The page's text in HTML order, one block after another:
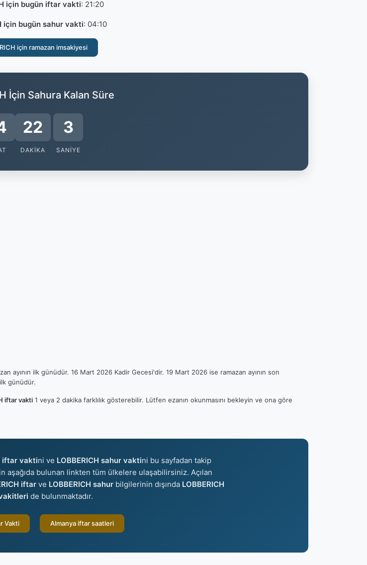
için bugün iftar vakti: 21:20
için bugün sahur vakti: 04:10
için ramazan imsakiyesi
İçin Sahura Kalan Süre
22
DAKIKA
2
SANIYE
ayının ilk günüdür. 16 Mart 2026 Kadir Gecesi'dir. 19 Mart 2026 ise ramazan ayının son
günüdür.
iftar vakti 1 veya 2 dakika farklılık gösterebilir. Lütfen ezanın okunmasını bekleyin ve ona göre
iftar vaktini ve LOBBERICH sahur vaktini bu sayfadan takip
bulunan linkten tüm ülkelere ulaşabilirsiniz. Açılan
iftar ve LOBBERICH sahur bilgilerinin dışında LOBBERICH
de bulunmaktadır.
Vakti Almanya iftar saatleri